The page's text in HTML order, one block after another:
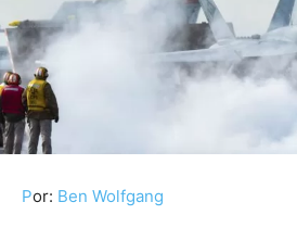
Por: Ben Wolfgang